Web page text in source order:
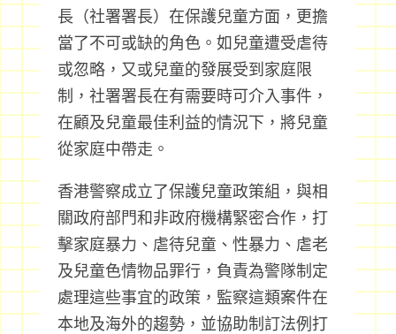
長（社署署長）在保護兒童方面，更擔
當了不可或缺的角色。如兒童遭受虐待
或忽略，又或兒童的發展受到家庭限
制，社署署長在有需要時可介入事件，
在顧及兒童最佳利益的情況下，將兒童
從家庭中帶走。
香港警察成立了保護兒童政策組，與相
關政府部門和非政府機構緊密合作，打
擊家庭暴力、虐待兒童、性暴力、虐老
及兒童色情物品罪行，負責為警隊制定
處理這些事宜的政策，監察這類案件在
本地及海外的趨勢，並協助制訂法例打